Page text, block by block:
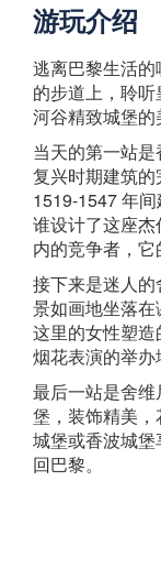
游玩介绍
逃离巴黎生活
的步道上，聆
河谷精致城堡的
当天的第一站
复兴时期建筑
1519-1547 年间
谁设计了这座
内的竞争者，它
接下来是迷人
景如画地坐落
这里的女性塑
烟花表演的举办
最后一站是舍
堡，装饰精美
城堡或香波城
回巴黎。